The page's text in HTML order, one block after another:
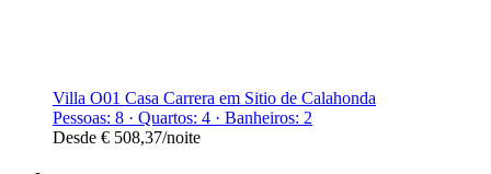
Villa O01 Casa Carrera em Sitio de Calahonda
Pessoas: 8 · Quartos: 4 · Banheiros: 2
Desde € 508,37/noite